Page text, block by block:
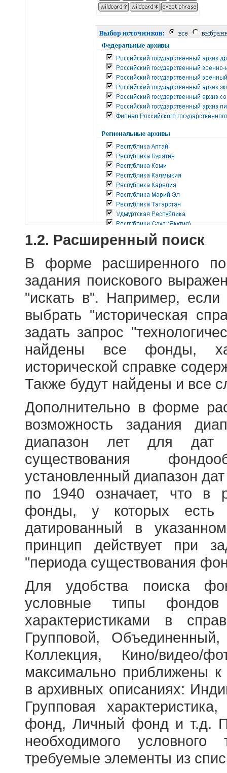
1.2. Расширенный поиск
В форме расширенного
задания поискового
"искать в". Например,
выбрать "историческая
задать запрос
найдены все фонды,
исторической справке
Также будут найдены и все
Дополнительно в форме
возможность задания
диапазон лет для
существования
установленный диапазон
по 1940 означает, что в
фонды, у которых есть
датированный в
принцип действует при
"периода существования
Для удобства поиска
условные типы
характеристиками в
Групповой,
Коллекция, Кино/
максимально приближены
в архивных описаниях:
Групповая
фонд, Личный фонд и т.д.
необходимого
требуемые элементы из